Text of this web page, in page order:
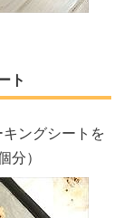
ト
ングシートを
分）